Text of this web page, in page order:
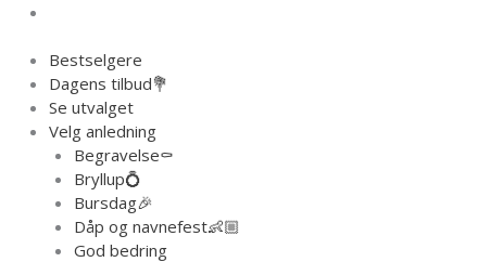
Bestselgere
Dagens tilbud💐
Se utvalget
Velg anledning
Begravelse⚰️
Bryllup💍
Bursdag🎉
Dåp og navnefest👶🏼
God bedring